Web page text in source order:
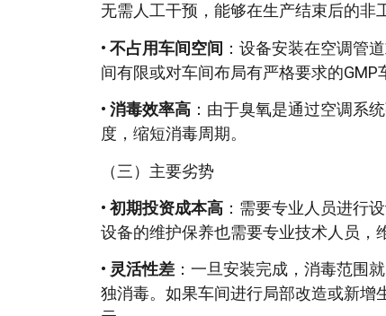
无需人工干预，能够在生产结束后的非
• 不占用车间空间 ：设备安装在空调管
间有限或对车间布局有严格要求的GMP
• 消毒效率高 ：由于臭氧是通过空调系
度，缩短消毒周期。
（三）主要劣势
• 初期投资成本高 ：需要专业人员进行
设备的维护保养也需要专业技术人员，
• 灵活性差 ：一旦安装完成，消毒范围
独消毒。如果车间进行局部改造或新增